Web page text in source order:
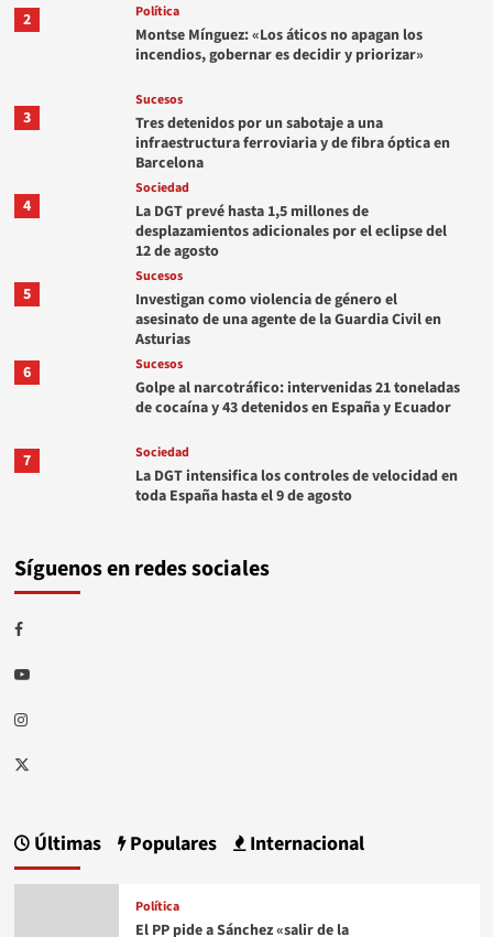
2 Política
Montse Mínguez: «Los áticos no apagan los
incendios, gobernar es decidir y priorizar»
3
Sucesos
Tres detenidos por un sabotaje a una
infraestructura ferroviaria y de fibra óptica en
Barcelona
4
Sociedad
La DGT prevé hasta 1,5 millones de
desplazamientos adicionales por el eclipse del
12 de agosto
5
Sucesos
Investigan como violencia de género el
asesinato de una agente de la Guardia Civil en
Asturias
6
Sucesos
Golpe al narcotráfico: intervenidas 21 toneladas
de cocaína y 43 detenidos en España y Ecuador
7 Sociedad
La DGT intensifica los controles de velocidad en
toda España hasta el 9 de agosto
Síguenos en redes sociales
Facebook
Youtube
Instagram
Twitter
Últimas Populares Internacional
Política
El PP pide a Sánchez «salir de la